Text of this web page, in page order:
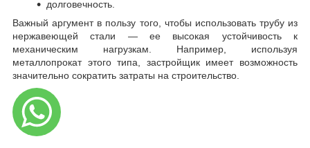
долговечность.
Важный аргумент в пользу того, чтобы использовать трубу из
нержавеющей стали — ее высокая устойчивость к
механическим нагрузкам. Например, используя
металлопрокат этого типа, застройщик имеет возможность
значительно сократить затраты на строительство.